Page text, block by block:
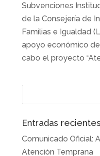
Subvenciones
de la Consejería de
Familias e Igualdad
apoyo económico
cabo el proyecto
Entradas recientes
Comunicado Oficial:
Atención Temprana